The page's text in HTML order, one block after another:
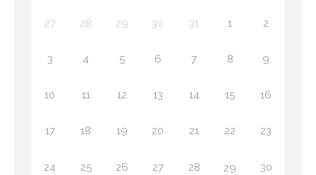
27 28 29 30 31 1 2
3 4 5 6 7 8 9
10 11 12 13 14 15 16
17 18 19 20 21 22 23
24 25 26 27 28 29 30